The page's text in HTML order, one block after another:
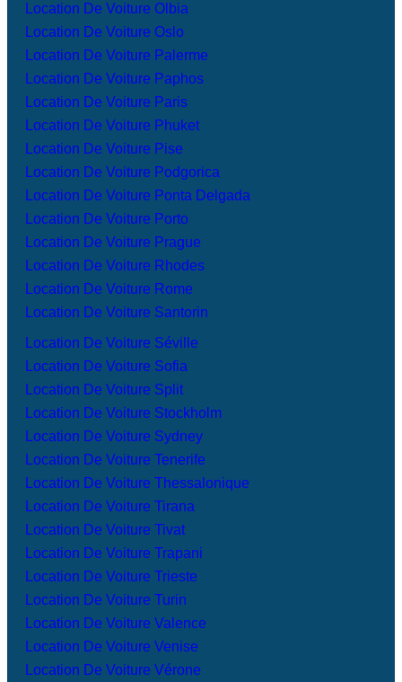
Location De Voiture Olbia
Location De Voiture Oslo
Location De Voiture Palerme
Location De Voiture Paphos
Location De Voiture Paris
Location De Voiture Phuket
Location De Voiture Pise
Location De Voiture Podgorica
Location De Voiture Ponta Delgada
Location De Voiture Porto
Location De Voiture Prague
Location De Voiture Rhodes
Location De Voiture Rome
Location De Voiture Santorin
Location De Voiture Séville
Location De Voiture Sofia
Location De Voiture Split
Location De Voiture Stockholm
Location De Voiture Sydney
Location De Voiture Tenerife
Location De Voiture Thessalonique
Location De Voiture Tirana
Location De Voiture Tivat
Location De Voiture Trapani
Location De Voiture Trieste
Location De Voiture Turin
Location De Voiture Valence
Location De Voiture Venise
Location De Voiture Vérone